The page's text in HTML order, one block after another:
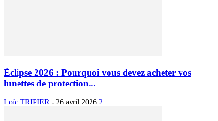
Éclipse 2026 : Pourquoi vous devez acheter vos
lunettes de protection...
Loïc TRIPIER - 26 avril 2026 2